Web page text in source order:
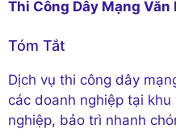
Thi Công Dây Mạng Văn
Tóm Tắt
Dịch vụ thi công dây
các doanh nghiệp tại
nghiệp, bảo trì nhanh